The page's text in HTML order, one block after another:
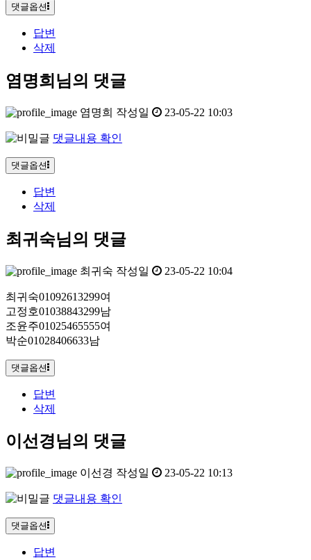
댓글옵션
답변
삭제
염명희님의 댓글
염명희 작성일 23-05-22 10:03
댓글내용 확인
댓글옵션
답변
삭제
최귀숙님의 댓글
최귀숙 작성일 23-05-22 10:04
최귀숙01092613299여
고정호01038843299남
조윤주01025465555여
박순01028406633남
댓글옵션
답변
삭제
이선경님의 댓글
이선경 작성일 23-05-22 10:13
댓글내용 확인
댓글옵션
답변